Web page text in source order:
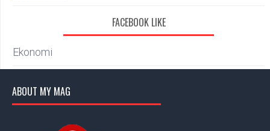
FACEBOOK LIKE
Ekonomi
ABOUT MY MAG